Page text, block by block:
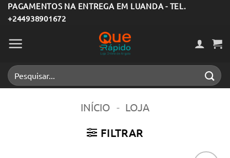
Skip
to
content
PAGAMENTOS NA ENTREGA EM LUANDA - TEL.
+244938901672
Pesquisar
por:
INÍCIO - LOJA
FILTRAR